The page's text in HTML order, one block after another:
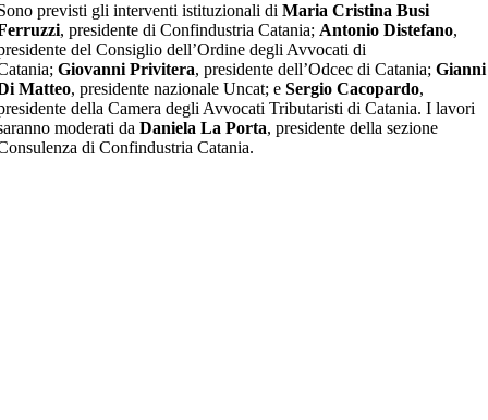
previsti gli interventi istituzionali diMaria Cristina Busi
, presidente di Confindustria Catania; Antonio Distefano,
del Consiglio dell’Ordine degli Avvocati di
Giovanni Privitera, presidente dell’Odcec di Catania;Gianni
Matteo, presidente nazionale Uncat; eSergio Cacopardo,
della Camera degli Avvocati Tributaristi di Catania. I lavori
moderati daDaniela La Porta, presidente della sezione
di Confindustria Catania.